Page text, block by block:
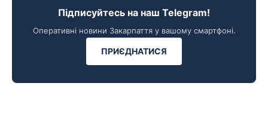
Підписуйтесь на наш Telegram!
Оперативні новини Закарпаття у вашому смартфоні.
ПРИЄДНАТИСЯ